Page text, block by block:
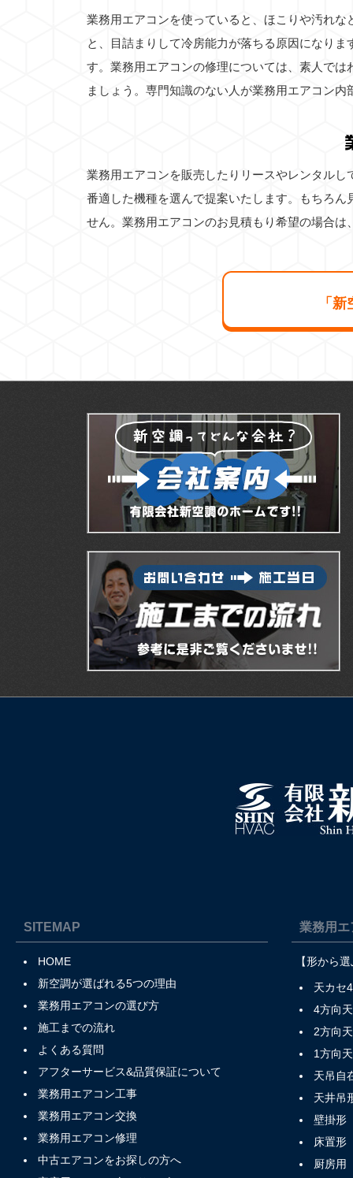
業務用エアコンを使っていると、ほこりや汚れ
と、目詰まりして冷房能力が落ちる原因になり
す。業務用エアコンの修理については、素人で
ましょう。専門知識のない人が業務用エアコン
業務用エアコンを販売したりリースやレンタル
番適した機種を選んで提案いたします。もちろ
せん。業務用エアコンのお見積もり希望の場合
「
SITEMAP
HOME
新空調が選ばれる5つの理由
業務用エアコンの選び方
施工までの流れ
よくある質問
アフターサービス&品質保証について
業務用エアコン工事
業務用エアコン交換
業務用エアコン修理
中古エアコンをお探しの方へ
業務用エ
【形から
天カセ
4方向
2方向
1方向
天吊自
天井吊
壁掛形
床置形
厨房用